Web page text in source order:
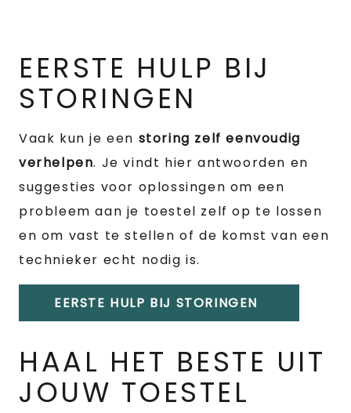
EERSTE HULP BIJ
STORINGEN
Vaak kun je een storing zelf eenvoudig
verhelpen. Je vindt hier antwoorden en
suggesties voor oplossingen om een
probleem aan je toestel zelf op te lossen
en om vast te stellen of de komst van een
technieker echt nodig is.
EERSTE HULP BIJ STORINGEN
HAAL HET BESTE UIT
JOUW TOESTEL